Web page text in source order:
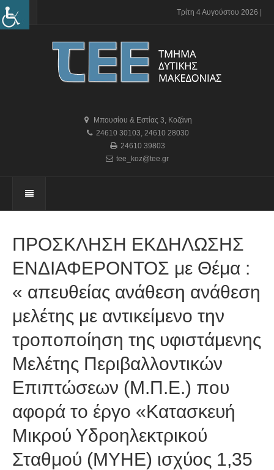
Τρίτη 4 Αυγούστου 2026 |
Μπουσίου & Εστίας 3, Κοζάνη
24610 30103,24610 28030
24610 39803
tee_koz@tee.gr
ΠΡΟΣΚΛΗΣΗ ΕΚΔΗΛΩΣΗΣ
ΕΝΔΙΑΦΕΡΟΝΤΟΣ με Θέμα :
« απευθείας ανάθεση ανάθεση
μελέτης με αντικείμενο την
τροποποίηση της υφιστάμενης
Μελέτης Περιβαλλοντικών
Επιπτώσεων (Μ.Π.Ε.) που
αφορά το έργο «Κατασκευή
Μικρού Υδροηλεκτρικού
Σταθμού (ΜΥΗΕ) ισχύος 1,35